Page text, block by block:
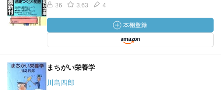
36 3.63 4
まちがい栄養学
川島四郎